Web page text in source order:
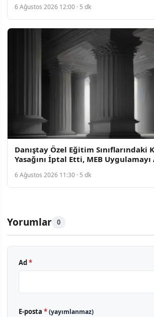
6 Ağustos 2026 12:00 · 5 dk
Danıştay Özel Eğitim Sınıflarındaki
Yasağını İptal Etti, MEB Uygulamayı
6 Ağustos 2026 11:30 · 5 dk
Yorumlar 0
Ad *
E-posta *(yayımlanmaz)